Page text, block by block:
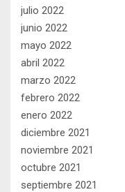
julio 2022
junio 2022
mayo 2022
abril 2022
marzo 2022
febrero 2022
enero 2022
diciembre 2021
noviembre 2021
octubre 2021
septiembre 2021